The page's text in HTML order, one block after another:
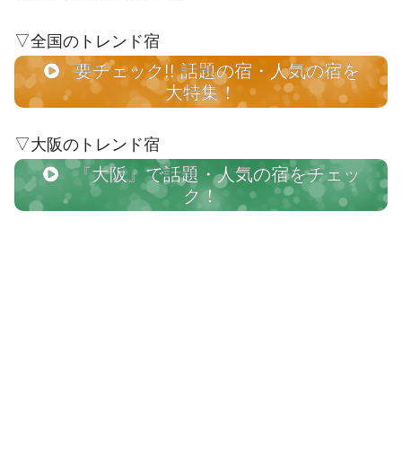
▽全国のトレンド宿
要チェック!! 話題の宿・人気の宿を
大特集！
▽大阪のトレンド宿
『大阪』で話題・人気の宿をチェッ
ク！